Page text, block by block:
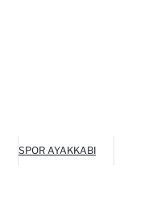
SPOR AYAKKABI